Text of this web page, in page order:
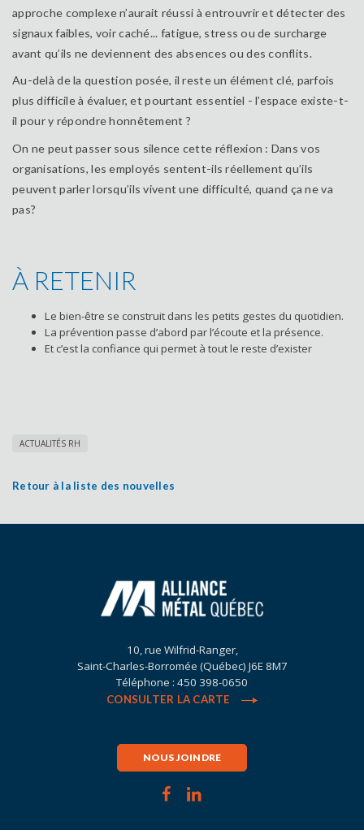
approche complexe n’aurait réussi à entrouvrir et détecter des
signaux faibles, voir caché... fatigue, stress ou de surcharge
avant qu’ils ne deviennent des absences ou des conflits.
Au-delà de la question posée, il reste un élément clé, parfois
plus difficile à évaluer, et pourtant essentiel - l’espace existe-t-
il pour y répondre honnêtement ?
On ne peut passer sous silence cette réflexion : Dans vos
organisations, les employés sentent-ils réellement qu’ils
peuvent parler lorsqu’ils vivent une difficulté, quand ça ne va
pas?
À RETENIR
Le bien-être se construit dans les petits gestes du quotidien.
La prévention passe d’abord par l’écoute et la présence.
Et c’est la confiance qui permet à tout le reste d’exister
ACTUALITÉS RH
Retour à la liste des nouvelles
10, rue Wilfrid-Ranger,
Saint-Charles-Borromée (Québec) J6E 8M7
Téléphone : 450 398-0650
CONSULTER LA CARTE
NOUS JOINDRE